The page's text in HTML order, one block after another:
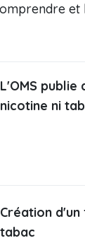
et
L'OMS
nicotine ni
Création
tabac